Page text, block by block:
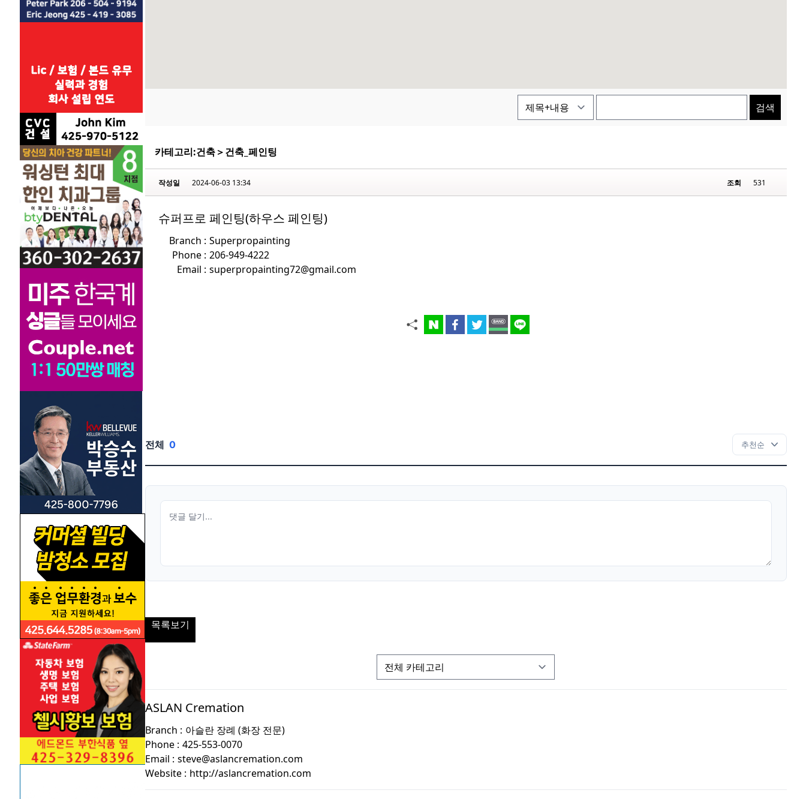
검색
카테고리:건축＞건축_페인팅
작성일 2024-06-03 13:34 조회 531
슈퍼프로 페인팅(하우스 페인팅)
Branch : Superpropainting
Phone : 206-949-4222
Email : superpropainting72@gmail.com
전체 0
목록보기
ASLAN Cremation
Branch : 아슬란 장례 (화장 전문)
Phone : 425-553-0070
Email : steve@aslancremation.com
Website : http://aslancremation.com